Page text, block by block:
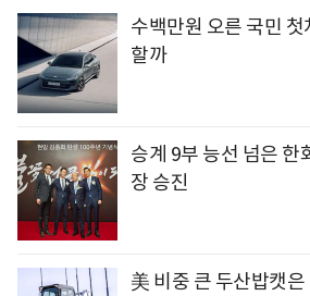
수백만원 오른 국민
할까
승계 9부 능선 넘은
장 승진
美 비중 큰 두산밥캣